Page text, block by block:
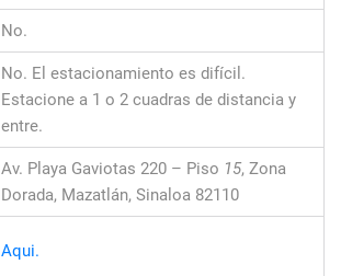
No.
No. El estacionamiento es difícil.
Estacione a 1 o 2 cuadras de distancia y
entre.
Av. Playa Gaviotas 220 – Piso 15, Zona
Dorada, Mazatlán, Sinaloa 82110
Aqui.